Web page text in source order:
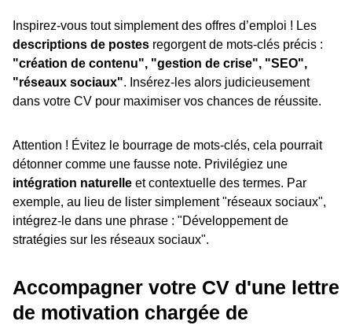
Inspirez-vous tout simplement des offres d’emploi ! Les
descriptions de postes regorgent de mots-clés précis :
"création de contenu", "gestion de crise", "SEO",
"réseaux sociaux". Insérez-les alors judicieusement
dans votre CV pour maximiser vos chances de réussite.
Attention ! Évitez le bourrage de mots-clés, cela pourrait
détonner comme une fausse note. Privilégiez une
intégration naturelle et contextuelle des termes. Par
exemple, au lieu de lister simplement "réseaux sociaux",
intégrez-le dans une phrase : "Développement de
stratégies sur les réseaux sociaux".
Accompagner votre CV d'une lettre
de motivation chargée de